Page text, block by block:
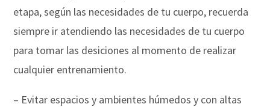
etapa, según las necesidades de tu cuerpo, recuerda
siempre ir atendiendo las necesidades de tu cuerpo
para tomar las desiciones al momento de realizar
cualquier entrenamiento.
– Evitar espacios y ambientes húmedos y con altas